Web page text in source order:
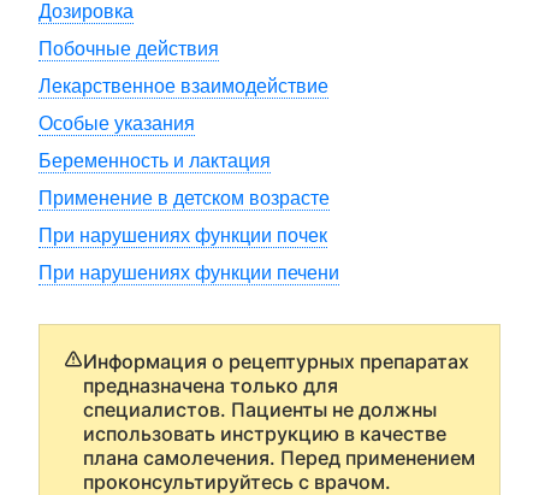
Дозировка
Побочные действия
Лекарственное взаимодействие
Особые указания
Беременность и лактация
Применение в детском возрасте
При нарушениях функции почек
При нарушениях функции печени
Информация о рецептурных препаратах
предназначена только для
специалистов. Пациенты не должны
использовать инструкцию в качестве
плана самолечения. Перед применением
проконсультируйтесь с врачом.